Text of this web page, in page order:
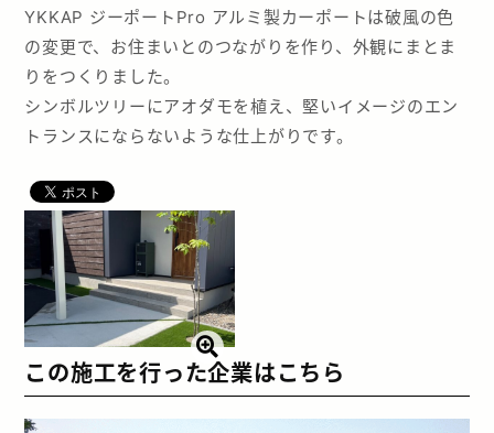
YKKAP ジーポートPro アルミ製カーポートは破風の色
の変更で、お住まいとのつながりを作り、外観にまとま
りをつくりました。
シンボルツリーにアオダモを植え、堅いイメージのエン
トランスにならないような仕上がりです。
この施工を行った企業はこちら